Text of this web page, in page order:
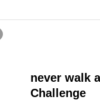
never walk
Challenge